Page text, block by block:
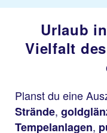
Urlaub
Vielfalt
Planst du eine
Strände,
Tempelanlagen,